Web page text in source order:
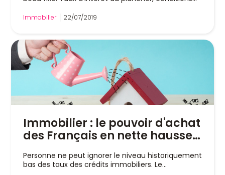
Immobilier 22/07/2019
Immobilier : le pouvoir d'achat
des Français en nette hausse
Personne ne peut ignorer le niveau historiquement
bas des taux des crédits immobiliers. Le...